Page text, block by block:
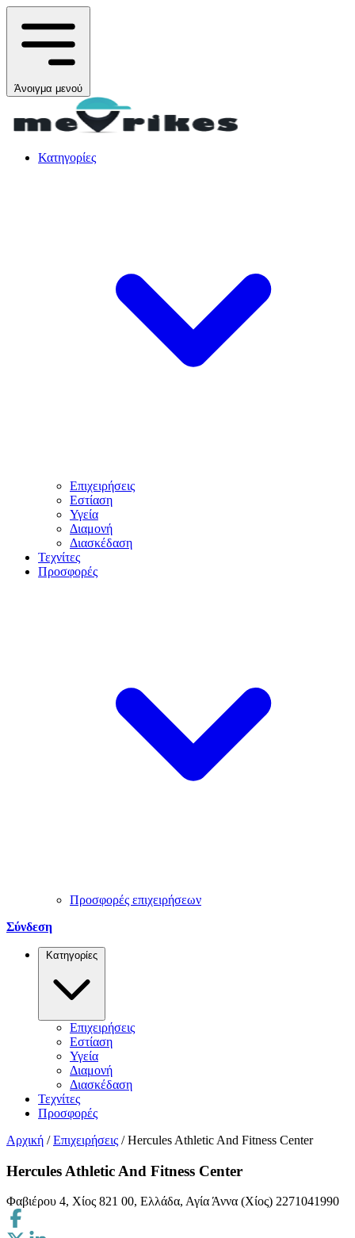
Άνοιγμα μενού
Κατηγορίες
Επιχειρήσεις
Εστίαση
Υγεία
Διαμονή
Διασκέδαση
Τεχνίτες
Προσφορές
Προσφορές επιχειρήσεων
Σύνδεση
Κατηγορίες
Επιχειρήσεις
Εστίαση
Υγεία
Διαμονή
Διασκέδαση
Τεχνίτες
Προσφορές
Αρχική / Επιχειρήσεις / Hercules Athletic And Fitness Center
Hercules Athletic And Fitness Center
Φαβιέρου 4, Χίος 821 00, Ελλάδα, Αγία Άννα (Χίος) 2271041990